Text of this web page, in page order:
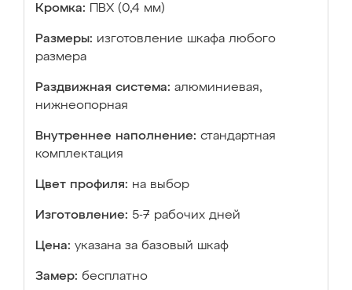
Кромка: ПВХ (0,4 мм)
Размеры: изготовление шкафа любого
размера
Раздвижная система: алюминиевая,
нижнеопорная
Внутреннее наполнение: стандартная
комплектация
Цвет профиля: на выбор
Изготовление: 5-7 рабочих дней
Цена: указана за базовый шкаф
Замер: бесплатно